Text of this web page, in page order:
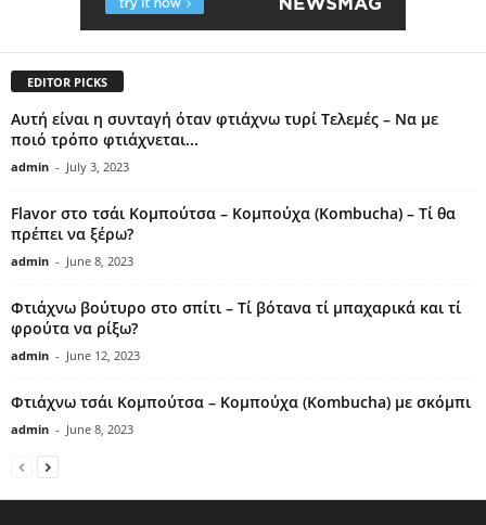
EDITOR PICKS
Αυτή είναι η συνταγή όταν φτιάχνω τυρί Τελεμές – Να με
ποιό τρόπο φτιάχνεται...
admin - July 3, 2023
Flavor στο τσάι Κομπούτσα – Κομπούχα (Kombucha) – Τί θα
πρέπει να ξέρω?
admin - June 8, 2023
Φτιάχνω βούτυρο στο σπίτι – Τί βότανα τί μπαχαρικά και τί
φρούτα να ρίξω?
admin - June 12, 2023
Φτιάχνω τσάι Κομπούτσα – Κομπούχα (Kombucha) με σκόμπι
admin - June 8, 2023